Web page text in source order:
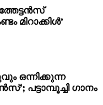
മിറാക്കിൾ’
ഒന്നിക്കുന്ന
പട്ടാമ്പൂച്ചി ഗാനം